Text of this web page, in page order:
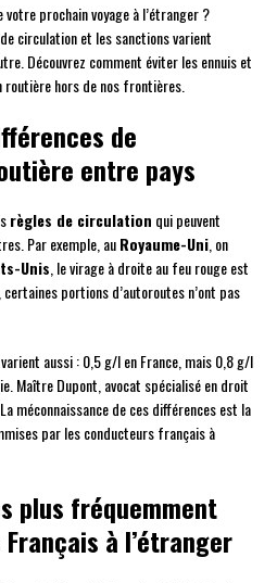
prochain voyage à l’étranger ?
circulation et les sanctions varient
Découvrez comment éviter les ennuis et
hors de nos frontières.
de
entre pays
règles de circulation qui peuvent
Par exemple, auRoyaume-Uni , on
Unis , le virage à droite au feu rouge est
, certaines portions d’autoroutes n’ont pas
aussi : 0,5 g/l en France, mais 0,8 g/l
Maître Dupont, avocat spécialisé en droit
méconnaissance de ces différences est la
par les conducteurs français à
plus fréquemment
à l’étranger